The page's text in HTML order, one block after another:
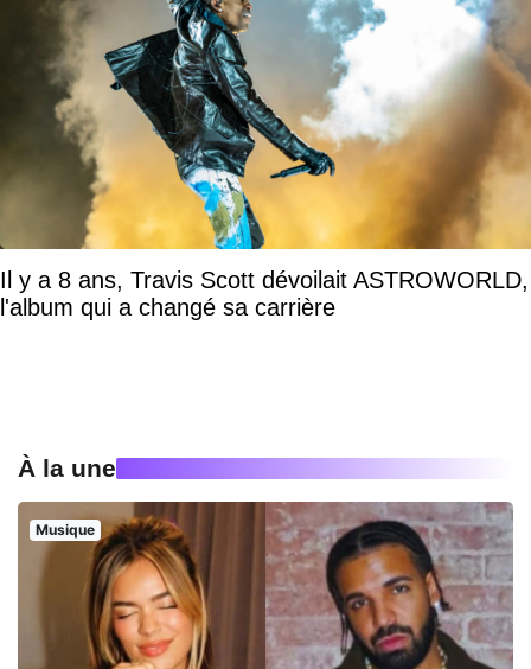
Il y a 8 ans, Travis Scott dévoilait ASTROWORLD,
l'album qui a changé sa carrière
À la une
Musique